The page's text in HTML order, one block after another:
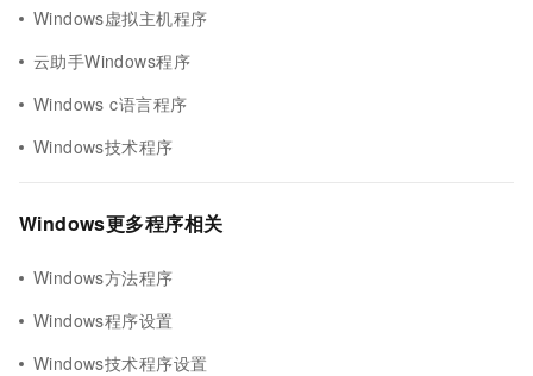
Windows虚拟主机程序
云助手Windows程序
Windows c语言程序
Windows技术程序
Windows更多程序相关
Windows方法程序
Windows程序设置
Windows技术程序设置